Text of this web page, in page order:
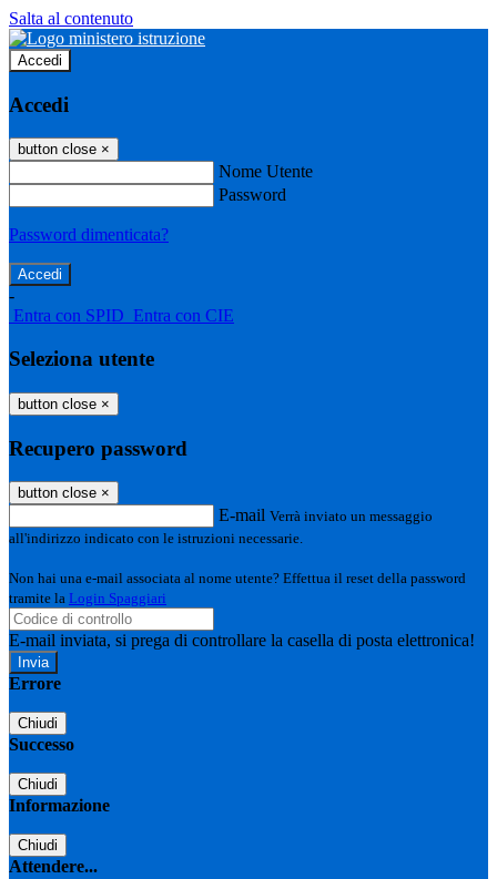
Salta al contenuto
Accedi
Accedi
button close ×
Nome Utente
Password
Password dimenticata?
-
Entra con SPID Entra con CIE
Seleziona utente
button close ×
Recupero password
button close ×
E-mail Verrà inviato un messaggio
all'indirizzo indicato con le istruzioni necessarie.
Non hai una e-mail associata al nome utente? Effettua il reset della password
tramite la Login Spaggiari
E-mail inviata, si prega di controllare la casella di posta elettronica!
Errore
Chiudi
Successo
Chiudi
Informazione
Chiudi
Attendere...